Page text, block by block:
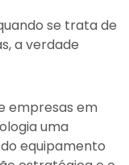
se trata de
a verdade
empresas em
uma
equipamento